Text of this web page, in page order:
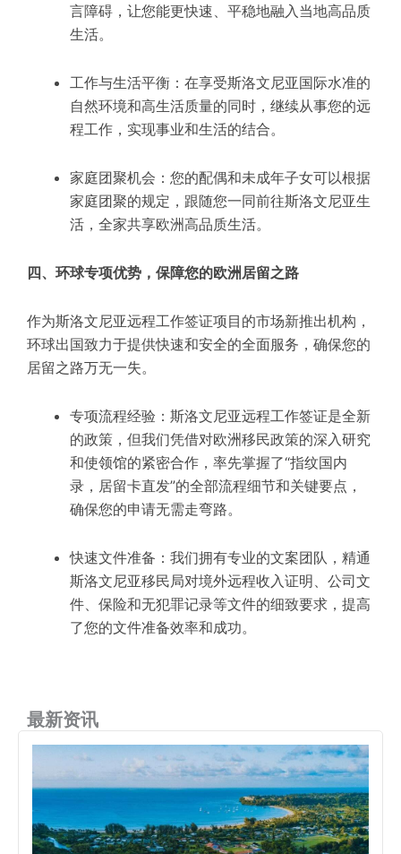
言障碍，让您能更快速、平稳地融入当地高品质
生活。
工作与生活平衡：在享受斯洛文尼亚国际水准的
自然环境和高生活质量的同时，继续从事您的远
程工作，实现事业和生活的结合。
家庭团聚机会：您的配偶和未成年子女可以根据
家庭团聚的规定，跟随您一同前往斯洛文尼亚生
活，全家共享欧洲高品质生活。
四、环球专项优势，保障您的欧洲居留之路
作为斯洛文尼亚远程工作签证项目的市场新推出机构，
环球出国致力于提供快速和安全的全面服务，确保您的
居留之路万无一失。
专项流程经验：斯洛文尼亚远程工作签证是全新
的政策，但我们凭借对欧洲移民政策的深入研究
和使领馆的紧密合作，率先掌握了“指纹国内
录，居留卡直发”的全部流程细节和关键要点，
确保您的申请无需走弯路。
快速文件准备：我们拥有专业的文案团队，精通
斯洛文尼亚移民局对境外远程收入证明、公司文
件、保险和无犯罪记录等文件的细致要求，提高
了您的文件准备效率和成功。
最新资讯